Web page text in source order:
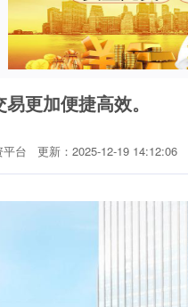
更加便捷高效。
台 更新：2025-12-19 14:12:06